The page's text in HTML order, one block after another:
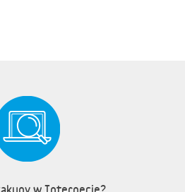
w Internecie?